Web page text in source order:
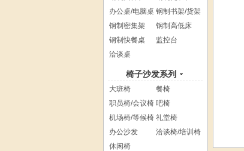
办公桌/电脑桌 钢制书架/货架
钢制密集架
钢制高低床
钢制快餐桌
监控台
洽谈桌
椅子沙发系列
大班椅
餐椅
职员椅/会议椅 吧椅
机场椅/等候椅 礼堂椅
办公沙发
洽谈椅/培训椅
休闲椅